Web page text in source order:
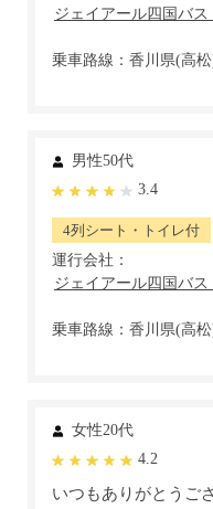
乗車路線：香川県(高
男性50代
3.4
4列シート・トイレ付
運行会社：
乗車路線：香川県(高
女性20代
4.2
いつもありがとうご